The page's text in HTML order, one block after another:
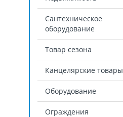
Сантехническое
оборудование
Товар сезона
Канцелярские товары
Оборудование
Ограждения